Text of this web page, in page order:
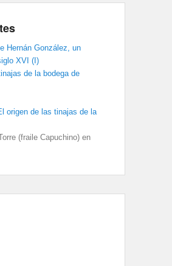
Hernán González, un
XVI (I)
de la bodega de
origen de las tinajas de la
(fraile Capuchino) en